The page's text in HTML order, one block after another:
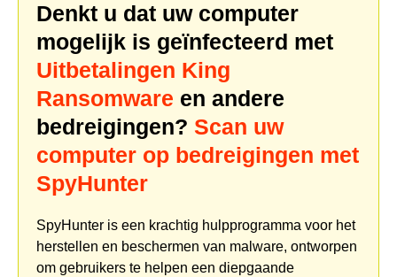
Denkt u dat uw computer
mogelijk is geïnfecteerd met
Uitbetalingen King
Ransomware en andere
bedreigingen? Scan uw
computer op bedreigingen met
SpyHunter
SpyHunter is een krachtig hulpprogramma voor het
herstellen en beschermen van malware, ontworpen
om gebruikers te helpen een diepgaande